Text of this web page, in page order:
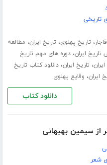
تاریخی
، تاریخ پهلوی، تاریخ ایران، مطالعه
تاریخ ایران،دوره های مهم تاریخ
، تاریخ ایران،دانلود کتاب تاریخ
، وقایع پهلوی
دانلود کتاب
شعر